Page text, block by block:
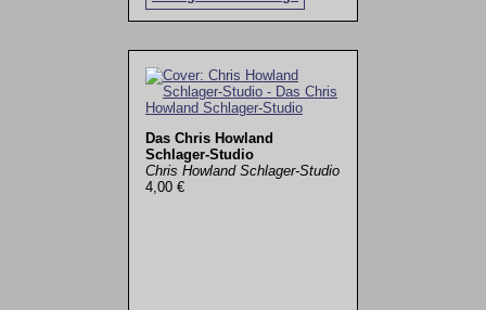
Das Chris Howland
Schlager-Studio
Chris Howland Schlager-Studio
4,00 €